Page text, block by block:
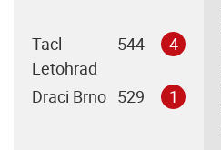
Tacl
Letohrad
544 4
Draci Brno 529 1